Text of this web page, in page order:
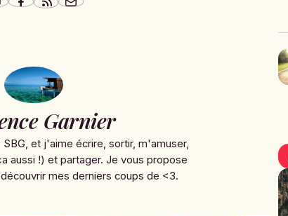
Garnier
et j'aime écrire, sortir, m'amuser,
aussi !) et partager. Je vous propose
mes derniers coups de <3.